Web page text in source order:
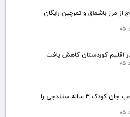
از مرز باشماق و تمرچین رایگان
اقلیم کوردستان کاهش یافت
سگ بلاصاحب جان کودک ۳ ساله سنندجی را